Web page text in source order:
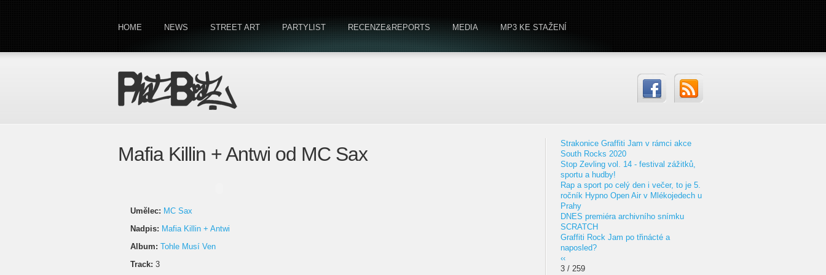
HOME NEWS STREET ART PARTYLIST RECENZE&REPORTS MEDIA MP3 KE STAŽENÍ
Mafia Killin + Antwi od MC Sax
Umělec: MC Sax
Nadpis: Mafia Killin + Antwi
Album: Tohle Musí Ven
Track: 3
Strakonice Graffiti Jam v rámci akce
South Rocks 2020
Stop Zevling vol. 14 - festival zážitků,
sportu a hudby!
Rap a sport po celý den i večer, to je 5.
ročník Hypno Open Air v Mlékojedech u
Prahy
DNES premiéra archivního snímku
SCRATCH
Graffiti Rock Jam po třinácté a
naposled?
‹‹
3 / 259